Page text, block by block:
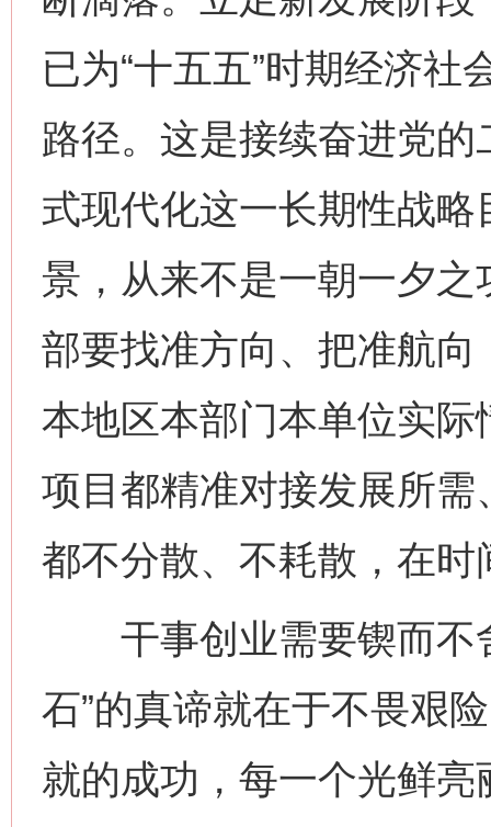
已为“十五五”时期经济
路径。这是接续奋进党
式现代化这一长期性战
景，从来不是一朝一夕
部要找准方向、把准航
本地区本部门本单位实
项目都精准对接发展所
都不分散、不耗散，在
干事创业需要锲而不
石”的真谛就在于不畏艰
就的成功，每一个光鲜